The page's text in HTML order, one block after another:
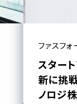
ファスフ
スター
新に挑
ノロジ